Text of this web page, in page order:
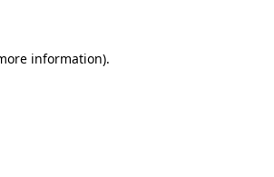
information).